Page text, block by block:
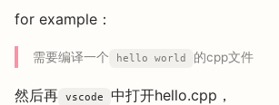
for example：
需要编译一个 hello world 的cpp文件
然后再 vscode 中打开hello.cpp，